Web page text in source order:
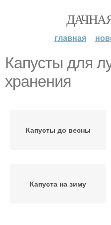
главная
Капусты для
хранения
Капусты до весны
Капуста на зиму